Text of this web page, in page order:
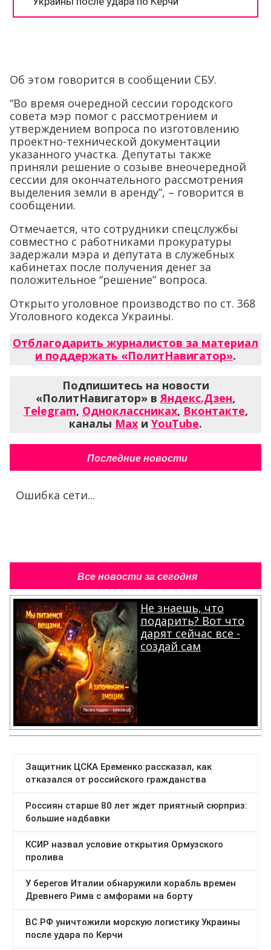
Об этом говорится в сообщении СБУ.
“Во время очередной сессии городского
совета мэр помог с рассмотрением и
утверждением вопроса по изготовлению
проектно-технической документации
указанного участка. Депутаты также
приняли решение о созыве внеочередной
сессии для окончательного рассмотрения
выделения земли в аренду”, – говорится в
сообщении.
Отмечается, что сотрудники спецслужбы
совместно с работниками прокуратуры
задержали мэра и депутата в служебных
кабинетах после получения денег за
положительное “решение” вопроса.
Открыто уголовное производство по ст. 368
Уголовного кодекса Украины.
Отблагодарить журналистов за материал
и поддержать «ПолитНавигатор».
Подпишитесь на новости
«ПолитНавигатор» вЯндекс.Дзен,
Telegram, Одноклассниках, Вконтакте,
каналы Max и YouTube.
Последние новости
Ошибка сети...
Все новости за сегодня
Не знаешь, что
подарить? Вот что
дарят сейчас все -
создай сам
.